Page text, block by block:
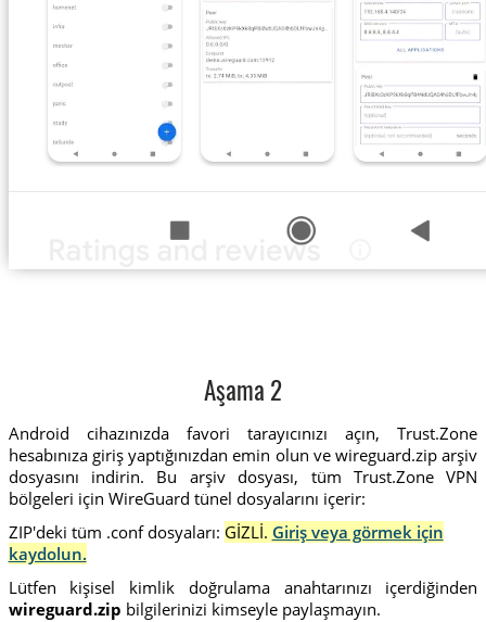
Aşama 2
Android cihazınızda favori tarayıcınızı açın, Trust.Zone
hesabınıza giriş yaptığınızdan emin olun ve wireguard.zip arşiv
dosyasını indirin. Bu arşiv dosyası, tüm Trust.Zone VPN
bölgeleri için WireGuard tünel dosyalarını içerir:
ZIP'deki tüm .conf dosyaları: GİZLİ. Giriş veya görmek için
kaydolun.
Lütfen kişisel kimlik doğrulama anahtarınızı içerdiğinden
wireguard.zip bilgilerinizi kimseyle paylaşmayın.